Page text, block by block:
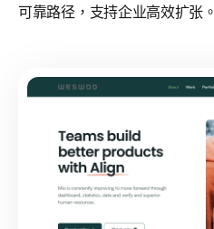
可靠路径，支持企业高效扩张。